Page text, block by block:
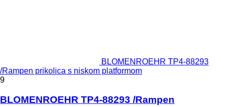
BLOMENROEHR TP4-88293
/Rampen prikolica s niskom platformom
9
BLOMENROEHR TP4-88293 /Rampen